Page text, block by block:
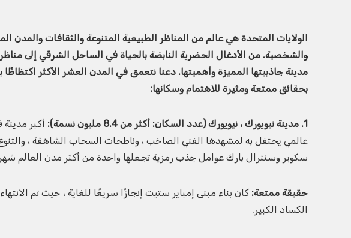
الولايات المتحدة هي عالم من المناظر الطبيعية المتنوعة والثقافات والمدن
والشخصية. من الأدغال الحضرية النابضة بالحياة في الساحل الشرقي إلى
مدينة جاذبيتها المميزة وأهميتها. دعنا نتعمق في المدن العشر الأكثر
بحقائق ممتعة ومثيرة للاهتمام وسكانها:
1. مدينة نيويورك ، نيويورك (عدد السكان: أكثر من 8.4 مليون نسمة):
أكبر مدينة
عالمي يحتفل به لمشهدها الفني الصاخب ، وناطحات السحاب الشاهقة ، والتنوع
سكوير وسنترال بارك عوامل جذب رمزية تجعلها واحدة من أكثر مدن العالم
حقيقة ممتعة:
الكساد الكبير.